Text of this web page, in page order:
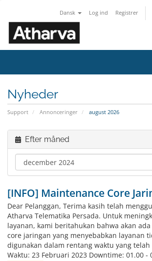
Dansk Log ind Registrer
Nyheder
Support Annonceringer august 2026
Efter måned
[INFO] Maintenance Core
Dear Pelanggan, Terima kasih telah
Atharva Telematika Persada. Untuk
layanan, kami beritahukan bahwa akan
core jaringan yang menyebabkan layanan
digunakan dalam rentang waktu yang
Waktu: 23 Februari 2023 Downtime: 01.00 -